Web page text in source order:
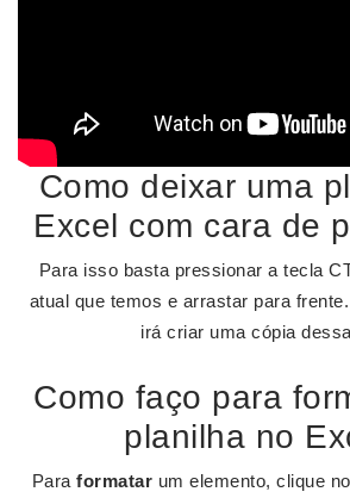
Como deixar uma
Excel com cara de
Para isso basta pressionar a tecla
atual que temos e arrastar para
irá criar uma cópia
Como faço para
planilha no
Para formatar um elemento, clique